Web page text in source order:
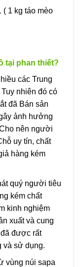
( 1 kg táo mèo
tại phan thiết?
các Trung
nhiên đó có
đã Bán sản
ảnh hưởng
nên người
uy tín, chất
hàng kém
quý người tiêu
kém chất
kinh nghiệm
xuất và cung
được rất
và sử dụng.
vùng núi sapa